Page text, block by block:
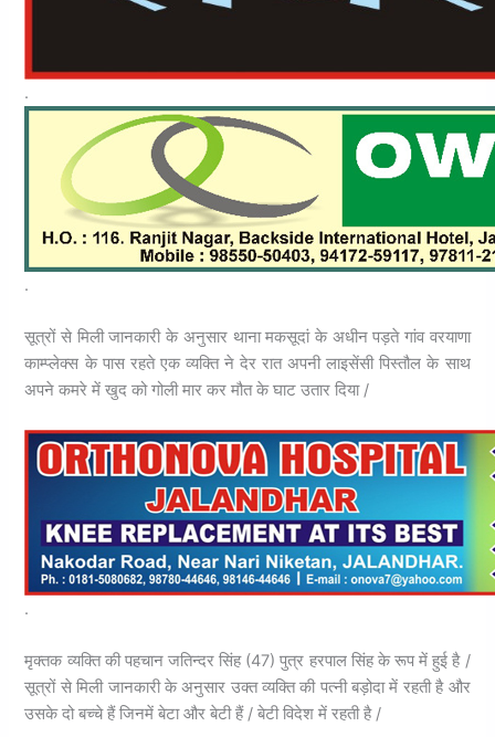
.
.
सूत्रों से मिली जानकारी के अनुसार थाना मकसूदां के अधीन पड़ते गांव वरयाणा
काम्प्लेक्स के पास रहते एक व्यक्ति ने देर रात अपनी लाइसेंसी पिस्तौल के साथ
अपने कमरे में खुद को गोली मार कर मौत के घाट उतार दिया /
.
मृक्तक व्यक्ति की पहचान जतिन्दर सिंह (47) पुत्र हरपाल सिंह के रूप में हुई है /
सूत्रों से मिली जानकारी के अनुसार उक्त व्यक्ति की पत्नी बड़ोदा में रहती है और
उसके दो बच्चे हैं जिनमें बेटा और बेटी हैं / बेटी विदेश में रहती है /